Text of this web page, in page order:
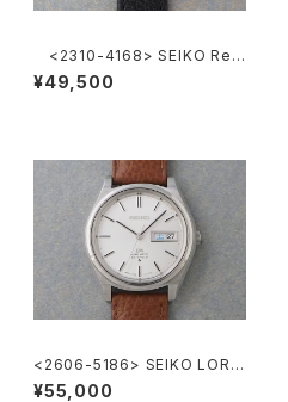
<2310-4168> SEIKO Ref.
2419-0010
¥49,500
<2606-5186> SEIKO LORD
MATIC
¥55,000